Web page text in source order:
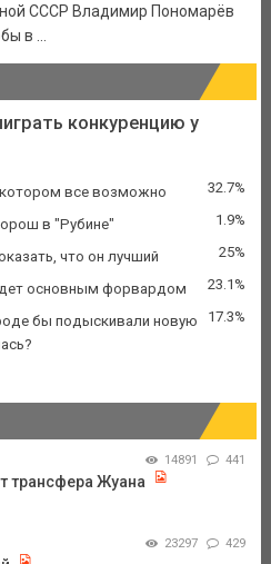
СССР Владимир Пономарёв
в ...
конкуренцию у
все возможно 32.7%
в "Рубине" 1.9%
что он лучший 25%
основным форвардом 23.1%
бы подыскивали новую
17.3%
14891 441
трансфера Жуана
23297 429